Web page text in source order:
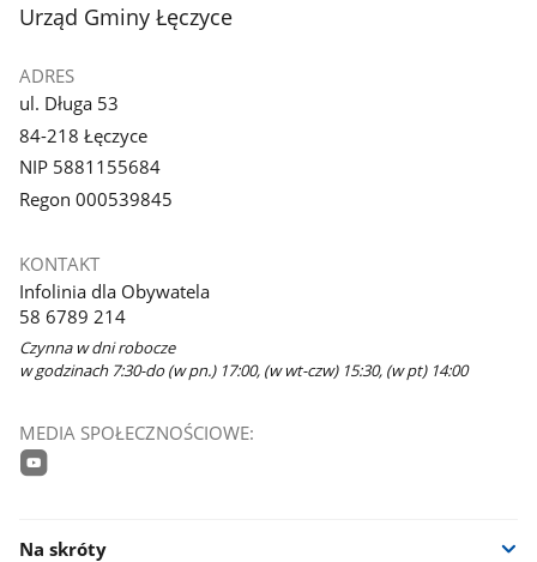
stopka
Urząd Gminy Łęczyce
ADRES
ul. Długa 53
84-218 Łęczyce
NIP 5881155684
Regon 000539845
KONTAKT
Infolinia dla Obywatela
58 6789 214
Czynna w dni robocze
w godzinach 7:30-do (w pn.) 17:00, (w wt-czw) 15:30, (w pt) 14:00
MEDIA SPOŁECZNOŚCIOWE:
Na skróty